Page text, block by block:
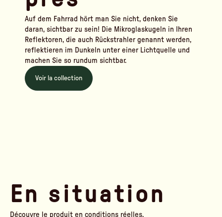
Auf dem Fahrrad hört man Sie nicht, denken Sie
daran, sichtbar zu sein! Die Mikroglaskugeln in Ihren
Reflektoren, die auch Rückstrahler genannt werden,
reflektieren im Dunkeln unter einer Lichtquelle und
machen Sie so rundum sichtbar.
Voir la collection
En situation
Découvre le produit en conditions réelles.